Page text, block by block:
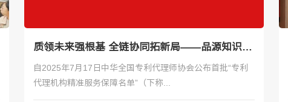
质领未来强根基 全链协同拓新局——品源知识产权以“精准服务”助力强国建设
自2025年7月17日中华全国专利代理师协会公布首批“专利
代理机构精准服务保障名单”（下称...